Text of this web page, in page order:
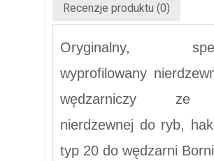
Recenzje produktu (0)
Oryginalny,
wyprofilowany
wędzarniczy ze
nierdzewnej do ryb,
typ 20 do wędzarni